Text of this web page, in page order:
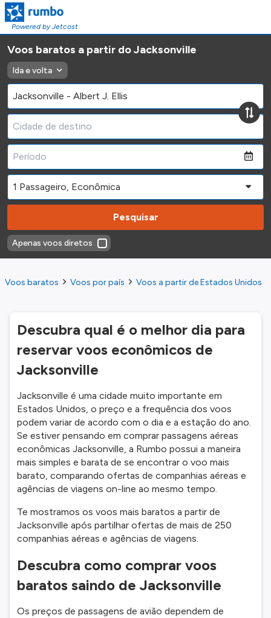
Powered by Jetcost
Voos baratos a partir do Jacksonville
Ida e volta
Pesquisar
Apenas voos diretos
Voos baratos Voos por país Voos a partir de Estados Unidos
Descubra qual é o melhor dia para
reservar voos econômicos de
Jacksonville
Jacksonville é uma cidade muito importante em
Estados Unidos, o preço e a frequência dos voos
podem variar de acordo com o dia e a estação do ano.
Se estiver pensando em comprar passagens aéreas
econômicas Jacksonville, a Rumbo possui a maneira
mais simples e barata de se encontrar o voo mais
barato, comparando ofertas de companhias aéreas e
agências de viagens on-line ao mesmo tempo.
Te mostramos os voos mais baratos a partir de
Jacksonville após partilhar ofertas de mais de 250
companhias aéreas e agências de viagens.
Descubra como comprar voos
baratos saindo de Jacksonville
Os preços de passagens de avião dependem de